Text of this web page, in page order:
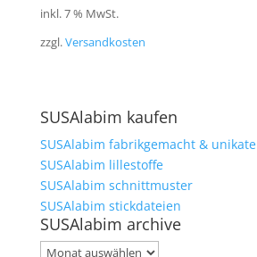
inkl. 7 % MwSt.
zzgl.Versandkosten
SUSAlabim kaufen
SUSAlabim fabrikgemacht & unikate
SUSAlabim lillestoffe
SUSAlabim schnittmuster
SUSAlabim stickdateien
SUSAlabim archive
SUSAlabim